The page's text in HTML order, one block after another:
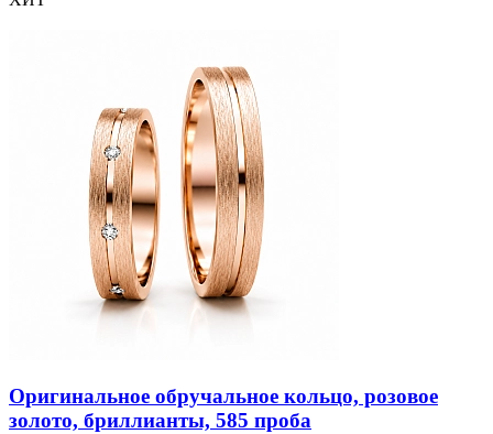
Оригинальное обручальное кольцо, розовое
золото, бриллианты, 585 проба